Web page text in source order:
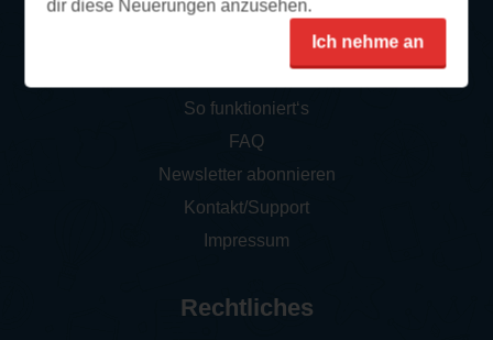
dir diese Neuerungen anzusehen.
Ich nehme an
So funktioniert‘s
FAQ
Newsletter abonnieren
Kontakt/Support
Impressum
Rechtliches